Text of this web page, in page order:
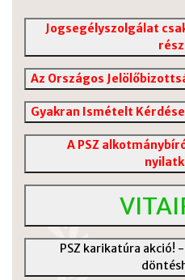
Jogsegélyszolgálat
Az Országos
Gyakran Ismételt
A PSZ
PSZ karikatúra akció!